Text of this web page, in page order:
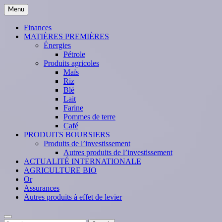
Skip
to
content
Menu
Finances
MATIÈRES PREMIÈRES
Énergies
Pétrole
Produits agricoles
Maïs
Riz
Blé
Lait
Farine
Pommes de terre
Café
PRODUITS BOURSIERS
Produits de l’investissement
Autres produits de l’investissement
ACTUALITÉ INTERNATIONALE
AGRICULTURE BIO
Or
Assurances
Autres produits à effet de levier
Search